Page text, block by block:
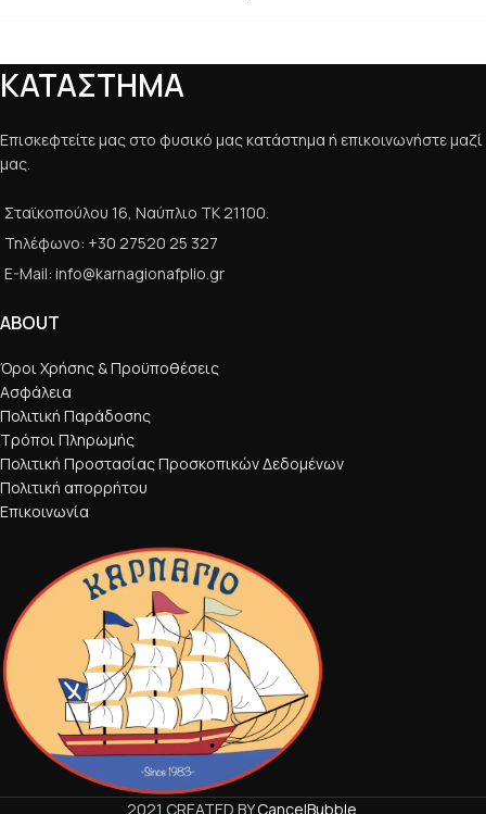
ΚΑΤΑΣΤΗΜΑ
Επισκεφτείτε μας στο φυσικό μας κατάστημα ή επικοινωνήστε μαζί
μας.
Σταϊκοπούλου 16, Ναύπλιο ΤΚ 21100.
Τηλέφωνο: +30 27520 25 327
E-Mail: info@karnagionafplio.gr
ABOUT
Όροι Χρήσης & Προϋποθέσεις
Ασφάλεια
Πολιτική Παράδοσης
Τρόποι Πληρωμής
Πολιτική Προστασίας Προσκοπικών Δεδομένων
Πολιτική απορρήτου
Επικοινωνία
2021 CREATED BYCancelBubble